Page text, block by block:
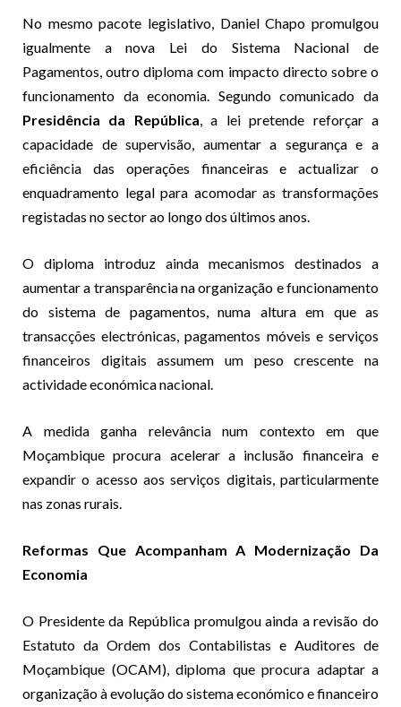
No mesmo pacote legislativo, Daniel Chapo promulgou
igualmente a nova Lei do Sistema Nacional de
Pagamentos, outro diploma com impacto directo sobre o
funcionamento da economia. Segundo comunicado da
Presidência da República , a lei pretende reforçar a
capacidade de supervisão, aumentar a segurança e a
eficiência das operações financeiras e actualizar o
enquadramento legal para acomodar as transformações
registadas no sector ao longo dos últimos anos.
O diploma introduz ainda mecanismos destinados a
aumentar a transparência na organização e funcionamento
do sistema de pagamentos, numa altura em que as
transacções electrónicas, pagamentos móveis e serviços
financeiros digitais assumem um peso crescente na
actividade económica nacional.
A medida ganha relevância num contexto em que
Moçambique procura acelerar a inclusão financeira e
expandir o acesso aos serviços digitais, particularmente
nas zonas rurais.
Reformas Que Acompanham A Modernização Da
Economia
O Presidente da República promulgou ainda a revisão do
Estatuto da Ordem dos Contabilistas e Auditores de
Moçambique (OCAM), diploma que procura adaptar a
organização à evolução do sistema económico e financeiro